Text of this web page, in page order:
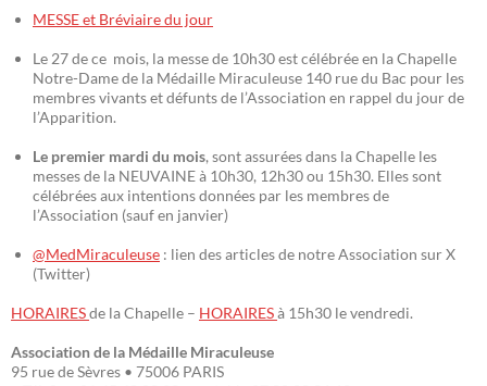
MESSE et Bréviaire du jour
Le 27 de ce mois, la messe de 10h30 est célébrée en la Chapelle
Notre-Dame de la Médaille Miraculeuse 140 rue du Bac pour les
membres vivants et défunts de l’Association en rappel du jour de
l’Apparition.
Le premier mardi du mois, sont assurées dans la Chapelle les
messes de la NEUVAINE à 10h30, 12h30 ou 15h30. Elles sont
célébrées aux intentions données par les membres de
l’Association (sauf en janvier)
@MedMiraculeuse : lien des articles de notre Association sur X
(Twitter)
HORAIRESde la Chapelle – HORAIRESà 15h30 le vendredi.
Association de la Médaille Miraculeuse
95 rue de Sèvres • 75006 PARIS